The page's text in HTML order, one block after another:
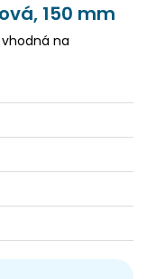
150 mm
na